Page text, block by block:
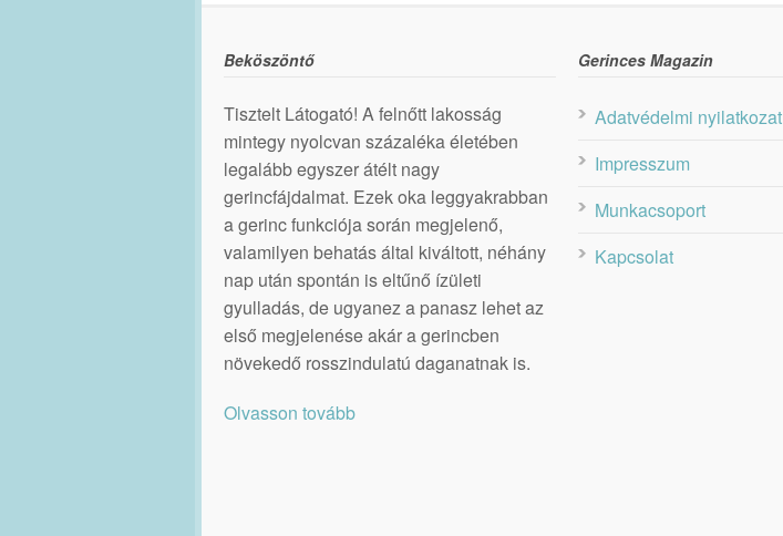
Beköszöntő
Tisztelt Látogató! A felnőtt lakosság
mintegy nyolcvan százaléka életében
legalább egyszer átélt nagy
gerincfájdalmat. Ezek oka leggyakrabban
a gerinc funkciója során megjelenő,
valamilyen behatás által kiváltott, néhány
nap után spontán is eltűnő ízületi
gyulladás, de ugyanez a panasz lehet az
első megjelenése akár a gerincben
növekedő rosszindulatú daganatnak is.
Olvasson tovább
Gerinces Magazin
Adatvédelmi nyilatkozat
Impresszum
Munkacsoport
Kapcsolat